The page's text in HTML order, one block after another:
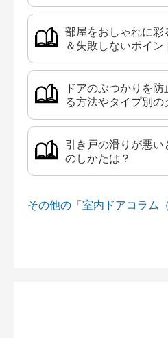
部屋をおしゃれに
＆失敗しないポイン
ドアのぶつかりを
る方法やタイプ別の
引き戸の滑りが悪
のしかたは？
その他の「室内ドアコラム